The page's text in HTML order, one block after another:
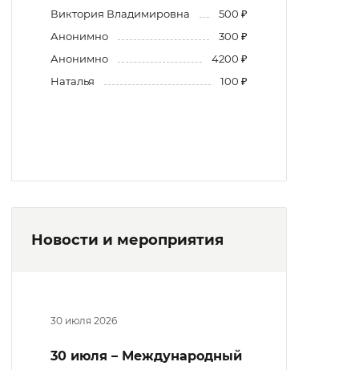
Виктория Владимировна
500 ₽
Анонимно
300 ₽
Анонимно
4200 ₽
Наталья
100 ₽
Новости и мероприятия
30 июля 2026
30 июля – Международный